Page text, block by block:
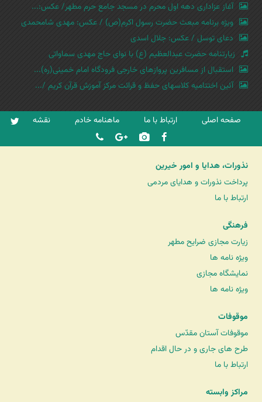
آغاز عزاداری دهه اول محرم در مسجد جامع حرم مطهر/ عکس:...
ویژه برنامه مبعث حضرت رسول اکرم(ص) / عکس: مهدی شامحمدی
دعای توسل / عکس: جلال اسدی
زیارتنامه حضرت عبدالعظیم (ع) با نوای حاج مهدی سماواتی
استقبال از مسافرین پروازهای خارجی فرودگاه امام خمینی(ره)...
آئین اختتامیه کلاسهای حفظ و قرائت مرکز آموزش قرآن کریم /...
صفحه اصلی ارتباط با ما ماهنامه خادم نقشه
نذورات، هدایا و امور خیرین
پرداخت نذورات و هدایای مردمی
ارتباط با ما
فرهنگی
زیارت مجازی ضرایح مطهر
ویژه نامه ها
نمایشگاه مجازی
ویژه نامه ها
موقوفات
موقوفات آستان مقدّس
طرح های جاری و در حال اقدام
ارتباط با ما
مراکز وابسته